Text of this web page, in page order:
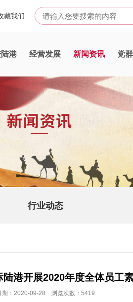
藏我们
港 经营发展 新闻资讯 党
行业动态
港开展2020年度全体员工
期：2020-09-28 浏览次数：5419